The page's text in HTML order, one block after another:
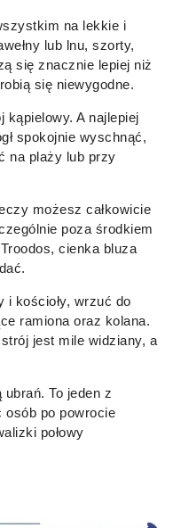
na lekkie i
lub lnu, szorty,
się znacznie lepiej niż
się niewygodne.
A najlepiej
spokojnie wyschnąć,
na plaży lub przy
możesz całkowicie
poza środkiem
cienka bluza
kościoły, wrzuć do
ramiona oraz kolana.
jest mile widziany, a
To jeden z
osób po powrocie
połowy